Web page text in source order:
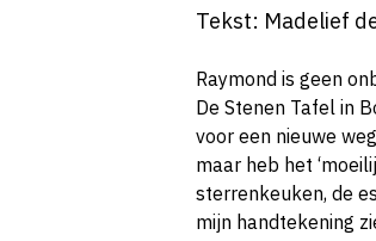
Tekst: Madelief
Raymond is geen
De Stenen Tafel in
voor een nieuwe
maar heb het
sterrenkeuken, de
mijn handtekening